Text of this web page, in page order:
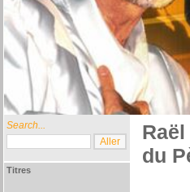
Search...
Titres
du